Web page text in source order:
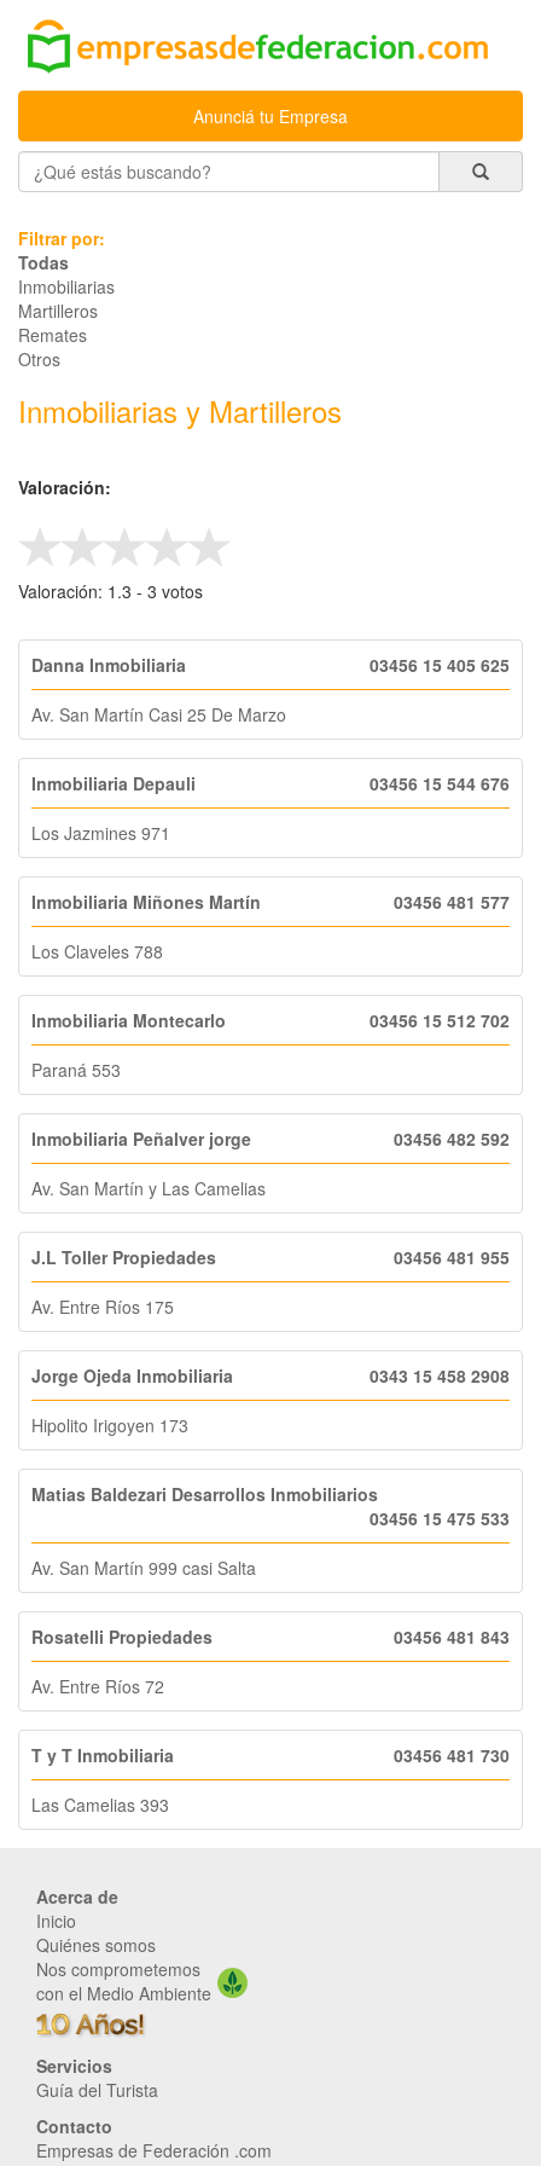
Anunciá tu Empresa
Filtrar por:
Todas
Inmobiliarias
Martilleros
Remates
Otros
Inmobiliarias y Martilleros
Valoración:
Valoración: 1.3 - ‎ 3 votos
Danna Inmobiliaria 03456 15 405 625
Av. San Martín Casi 25 De Marzo
Inmobiliaria Depauli 03456 15 544 676
Los Jazmines 971
Inmobiliaria Miñones Martín 03456 481 577
Los Claveles 788
Inmobiliaria Montecarlo 03456 15 512 702
Paraná 553
Inmobiliaria Peñalver jorge 03456 482 592
Av. San Martín y Las Camelias
J.L Toller Propiedades 03456 481 955
Av. Entre Ríos 175
Jorge Ojeda Inmobiliaria 0343 15 458 2908
Hipolito Irigoyen 173
Matias Baldezari Desarrollos Inmobiliarios
03456 15 475 533
Av. San Martín 999 casi Salta
Rosatelli Propiedades 03456 481 843
Av. Entre Ríos 72
T y T Inmobiliaria 03456 481 730
Las Camelias 393
Acerca de
Inicio
Quiénes somos
Nos comprometemos
con el Medio Ambiente
Servicios
Guía del Turista
Contacto
Empresas de Federación .com